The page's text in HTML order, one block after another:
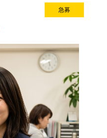
new
急募